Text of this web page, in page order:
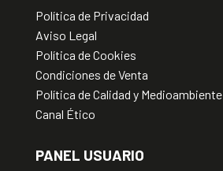
Política de Privacidad
Aviso Legal
Política de Cookies
Condiciones de Venta
Política de Calidad y Medioambiente
Canal Ético
PANEL USUARIO